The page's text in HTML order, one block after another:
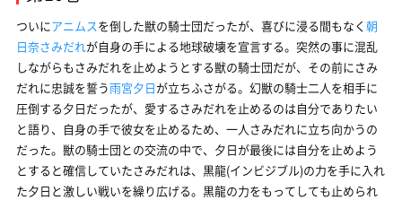
ついにアニムスを倒した獣の騎士団だったが、喜びに浸る間もなく 朝
日奈さみだれが自身の手による地球破壊を宣言する。突然の事に混乱
しながらもさみだれを止めようとする獣の騎士団だが、その前にさみ
だれに忠誠を誓う雨宮夕日が立ちふさがる。幻獣の騎士二人を相手に
圧倒する夕日だったが、愛するさみだれを止めるのは自分でありたい
と語り、自身の手で彼女を止めるため、一人さみだれに立ち向かうの
だった。獣の騎士団との交流の中で、夕日が最後には自分を止めよう
とすると確信していたさみだれは、黒龍(インビジブル)の力を手に入れ
た夕日と激しい戦いを繰り広げる。黒龍の力をもってしても止められ